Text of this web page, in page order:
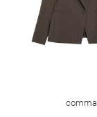
comma